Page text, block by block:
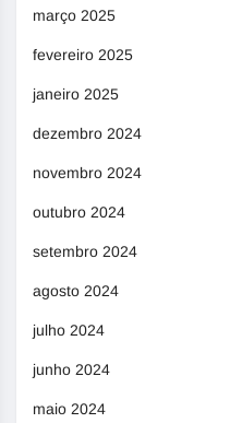
março 2025
fevereiro 2025
janeiro 2025
dezembro 2024
novembro 2024
outubro 2024
setembro 2024
agosto 2024
julho 2024
junho 2024
maio 2024